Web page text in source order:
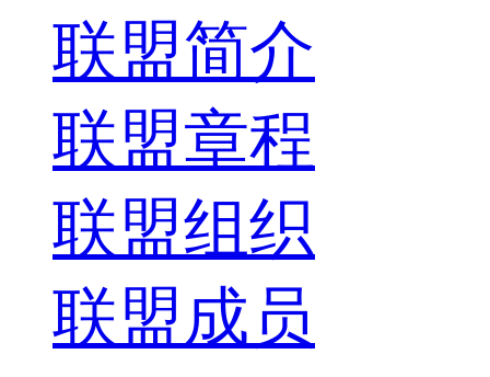
联盟简介
联盟章程
联盟组织
联盟成员